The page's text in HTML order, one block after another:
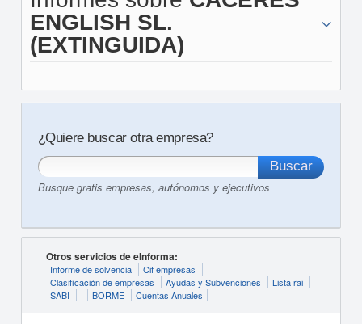
ENGLISH SL.
(EXTINGUIDA)
¿Quiere buscar otra empresa?
Busque gratis empresas, autónomos y ejecutivos
Otros servicios de eInforma:
Informe de solvencia
Cif empresas
Clasificación de empresas
Ayudas y Subvenciones
Lista rai
SABI
BORME Cuentas Anuales